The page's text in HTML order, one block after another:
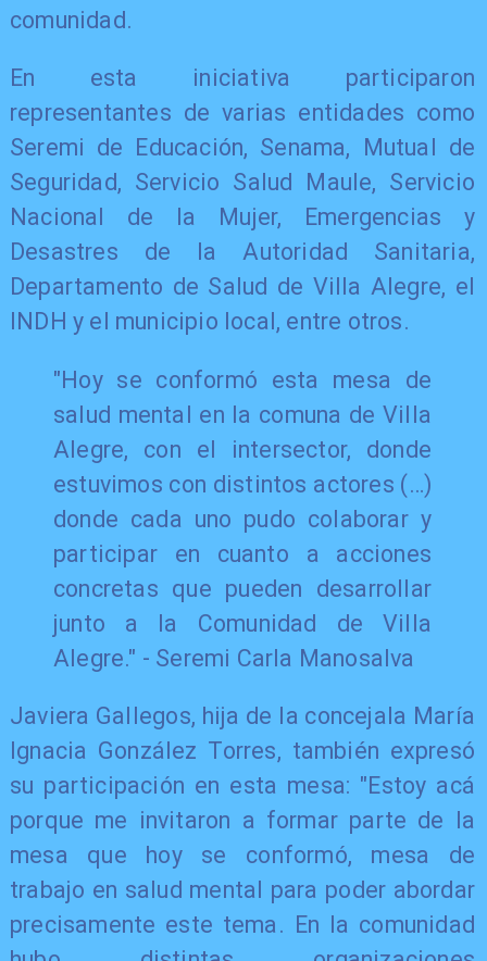
comunidad.
En esta iniciativa participaron
representantes de varias entidades como
Seremi de Educación, Senama, Mutual de
Seguridad, Servicio Salud Maule, Servicio
Nacional de la Mujer, Emergencias y
Desastres de la Autoridad Sanitaria,
Departamento de Salud de Villa Alegre, el
INDH y el municipio local, entre otros.
"Hoy se conformó esta mesa de
salud mental en la comuna de Villa
Alegre, con el intersector, donde
estuvimos con distintos actores (…)
donde cada uno pudo colaborar y
participar en cuanto a acciones
concretas que pueden desarrollar
junto a la Comunidad de Villa
Alegre." - Seremi Carla Manosalva
Javiera Gallegos, hija de la concejala María
Ignacia González Torres, también expresó
su participación en esta mesa: "Estoy acá
porque me invitaron a formar parte de la
mesa que hoy se conformó, mesa de
trabajo en salud mental para poder abordar
precisamente este tema. En la comunidad